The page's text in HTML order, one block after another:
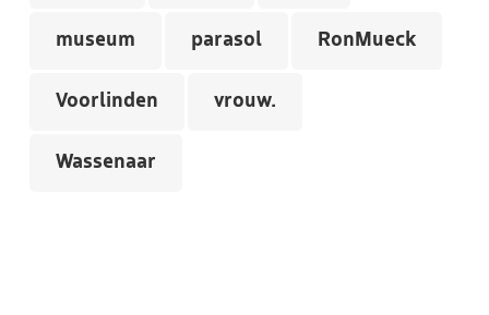
museum parasol RonMueck
Voorlinden vrouw.
Wassenaar